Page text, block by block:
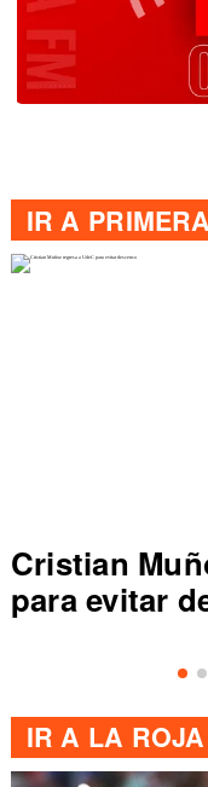
IR A
Cristian
para evitar
IR A LA ROJA